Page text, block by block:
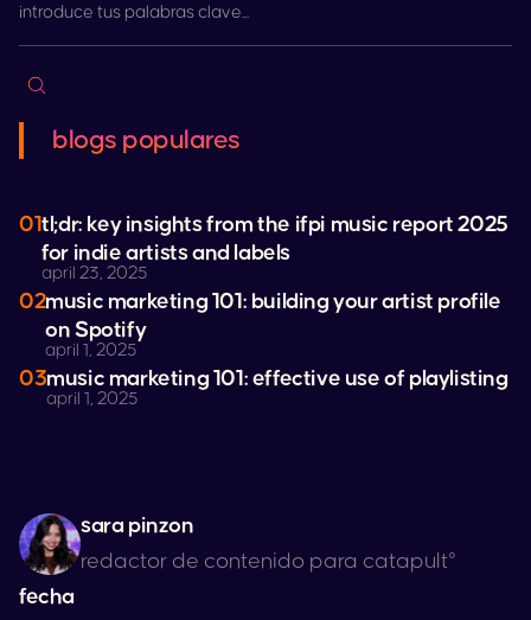
blogs populares
01tl;dr: key insights from the ifpi music report 2025
for indie artists and labels
april 23, 2025
02music marketing 101: building your artist profile
onSpotify
april 1, 2025
03music marketing 101: effective use of playlisting
april 1, 2025
sara pinzon
redactor de contenido para catapult°
fecha